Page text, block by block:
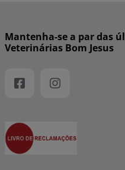
Mantenha-se a par das
Veterinárias Bom Jesus